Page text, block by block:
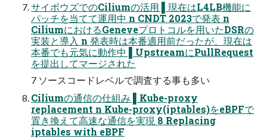
サイボウズでのCiliumの活⽤ ▌現在はL4LB機能に
パッチを当てて運⽤中 n CNDT 2023で発表 n
CiliumにおけるGeneveプロトコルを⽤いたDSRの
実装と導⼊ n 発表時は本番適⽤前だったが、現在は
本番でも元気に動作中 ▌UpstreamにPullRequest
を提出してマージされた
7 ソースコードレベルで調査する事も多い
Ciliumの通信の仕組み ▌Kube-proxy
replacement n Kube-proxy(iptables)をeBPFで
置き換えて⾼速な通信を実現 8 Replacing
iptables with eBPF